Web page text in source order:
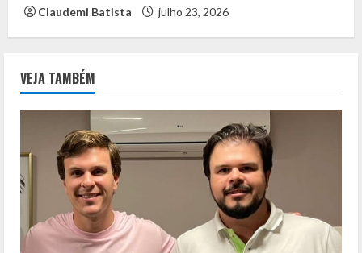
Claudemi Batista julho 23, 2026
VEJA TAMBÉM